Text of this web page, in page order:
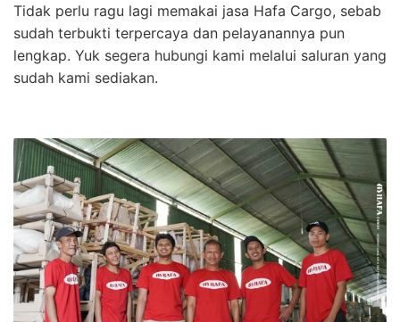
Tidak perlu ragu lagi memakai jasa Hafa Cargo, sebab
sudah terbukti terpercaya dan pelayanannya pun
lengkap. Yuk segera hubungi kami melalui saluran yang
sudah kami sediakan.